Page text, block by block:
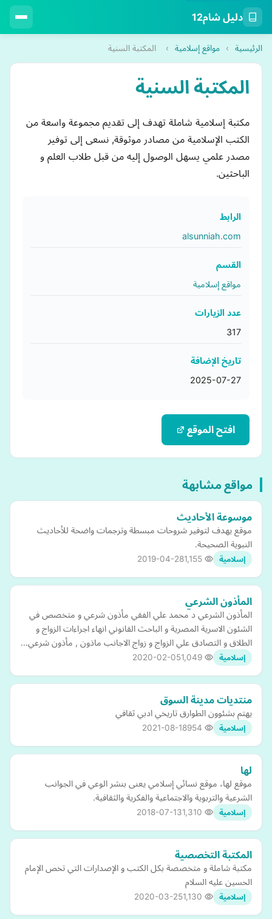
دليل شام12
الرئيسية › مواقع إسلامية › المكتبة السنية
المكتبة السنية
مكتبة إسلامية شاملة تهدف إلى تقديم مجموعة واسعة من
الكتب الإسلامية من مصادر موثوقة, نسعى إلى توفير
مصدر علمي يسهل الوصول إليه من قبل طلاب العلم و
الباحثين.
الرابط
alsunniah.com
القسم
مواقع إسلامية
عدد الزيارات
317
تاريخ الإضافة
2025-07-27
افتح الموقع
مواقع مشابهة
موسوعة الأحاديث
موقع يهدف لتوفير شروحات مبسطة وترجمات واضحة للأحاديث
النبوية الصحيحة.
إسلامية 2019-04-28
المأذون الشرعي
المأذون الشرعي د محمد علي الفقي مأذون شرعي و متخصص في
الشئون الاسرية المصرية و الباحث القانوني انهاء اجراءات الزواج و
الطلاق و التصادق علي الزواج و زواج الاجانب ماذون , مأذون شرعي…
إسلامية 2020-02-05
منتديات مدينة السوق
يهتم بشئوون الطوارق تاريخي ادبي ثقافي
إسلامية 2021-08-18
لها
موقع لها، موقع نسائي إسلامي يعنى بنشر الوعي في الجوانب
الشرعية والتربوية والاجتماعية والفكرية والثقافية.
إسلامية 2018-07-13
المكتبة التخصصية
مكتبة شاملة و متخصصة بكل الكتب و الإصدارات التي تخص الإمام
الحسين عليه السلام
إسلامية 2020-03-25